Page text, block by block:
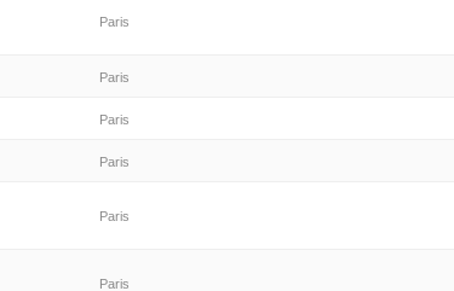
Paris
Paris
Paris
Paris
Paris
Paris